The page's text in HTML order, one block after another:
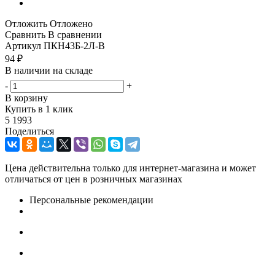
Отложить Отложено
Сравнить В сравнении
Артикул ПКН43Б-2Л-В
94 ₽
В наличии на складе
-
+
В корзину
Купить в 1 клик
5 1993
Поделиться
Цена действительна только для интернет-магазина и может
отличаться от цен в розничных магазинах
Персональные рекомендации